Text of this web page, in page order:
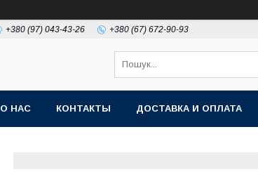
+380 (97) 043-43-26 +380 (67) 672-90-93
О НАС КОНТАКТЫ ДОСТАВКА И ОПЛАТА